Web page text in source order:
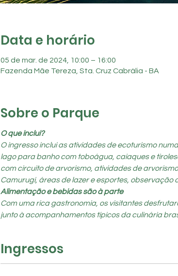
Data e horário
05 de mar. de 2024, 10:00 – 16:00
Fazenda Mãe Tereza, Sta. Cruz Cabrália - BA
Sobre o Parque
O que inclui?
O ingresso inclui as atividades de ecoturismo
lago para banho com toboágua, caiaques e
com circuito de arvorismo, atividades de
Camurugi, áreas de lazer e esportes, observação
Alimentação e bebidas são à parte
Com uma rica gastronomia, os visitantes
junto à acompanhamentos típicos da culinária
Ingressos